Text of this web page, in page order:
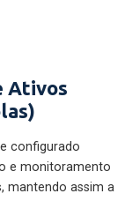
Ativos
configurado
e monitoramento
mantendo assim a